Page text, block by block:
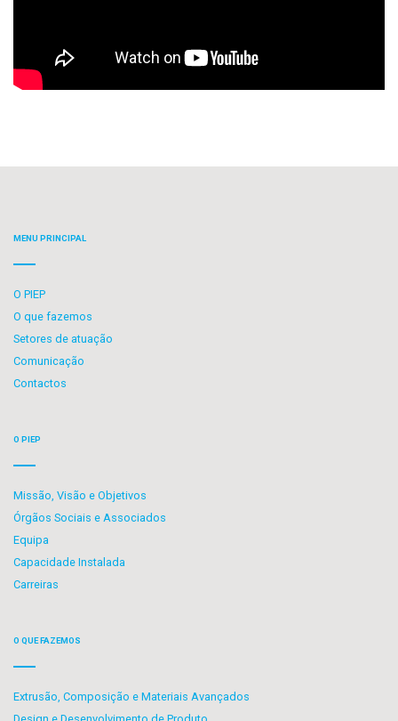
MENU PRINCIPAL
O PIEP
O que fazemos
Setores de atuação
Comunicação
Contactos
O PIEP
Missão, Visão e Objetivos
Órgãos Sociais e Associados
Equipa
Capacidade Instalada
Carreiras
O QUE FAZEMOS
Extrusão, Composição e Materiais Avançados